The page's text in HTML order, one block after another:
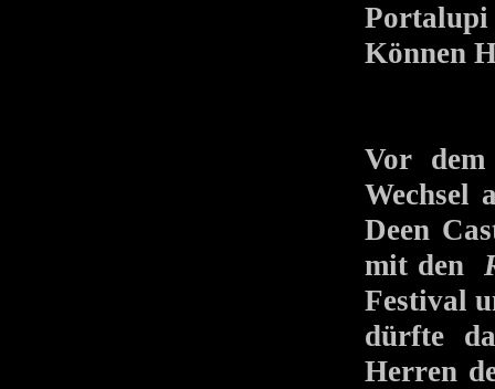
Portalupi
Können
Vor dem
Wechsel
Deen
mit den
Festival
dürfte
Herren